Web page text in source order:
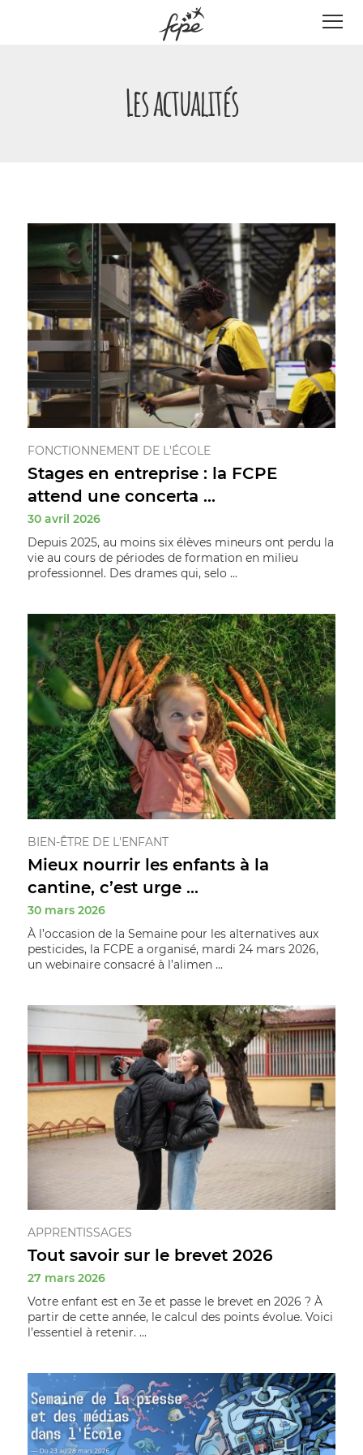
Les actualités
FONCTIONNEMENT DE L'ÉCOLE
Stages en entreprise : la FCPE
attend une concerta ...
30 avril 2026
Depuis 2025, au moins six élèves mineurs ont perdu la
vie au cours de périodes de formation en milieu
professionnel. Des drames qui, selo ...
BIEN-ÊTRE DE L'ENFANT
Mieux nourrir les enfants à la
cantine, c’est urge ...
30 mars 2026
À l’occasion de la Semaine pour les alternatives aux
pesticides, la FCPE a organisé, mardi 24 mars 2026,
un webinaire consacré à l’alimen ...
APPRENTISSAGES
Tout savoir sur le brevet 2026
27 mars 2026
Votre enfant est en 3e et passe le brevet en 2026 ? À
partir de cette année, le calcul des points évolue. Voici
l’essentiel à retenir. ...